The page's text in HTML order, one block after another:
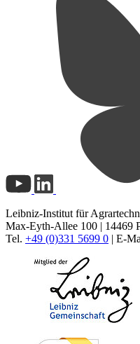
Leibniz-Institut für
Max-Eyth-Allee 100 | 14469
Tel. +49 (0)331 5699 0 | E-